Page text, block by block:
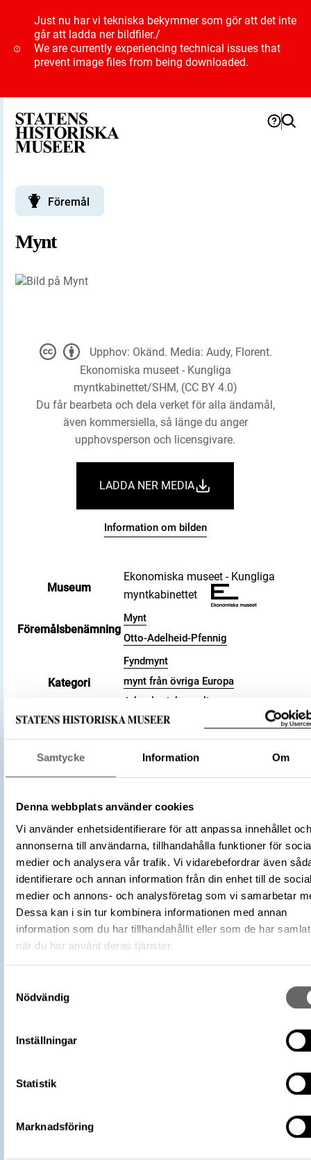
Samtycke Information Om
Denna webbplats använder cookies
Vi använder enhetsidentifierare för att anpassa innehållet och
annonserna till användarna, tillhandahålla funktioner för
medier och analysera vår trafik. Vi vidarebefordrar även
identifierare och annan information från din enhet till de
medier och annons- och analysföretag som vi samarbetar
Dessa kan i sin tur kombinera informationen med annan
information som du har tillhandahållit eller som de har
när du har använt deras tjänster.
Nödvändig
Inställningar
Statistik
Marknadsföring
Just nu har vi tekniska bekymmer som gör att det inte
går att ladda ner bildfiler./
We are currently experiencing technical issues that
prevent image files from being downloaded.
Föremål
Mynt
Museum
Ekonomiska museet - Kungliga
myntkabinettet
Föremålsbenämning
Mynt
Otto-Adelheid-Pfennig
Kategori
Fyndmynt
mynt från övriga Europa
Arkeologisk samling
Valör
pfennig
Material
Silver
Storlek
Vikt 1.38 g
Datering
991 – 1040 (cirka)
Tillverkningsplats
Goslar
Tillverkare Okänd(Myntherre)
Föremålsnummer
3001678
Litteratur
Zur Frage der Otto-Adelheid-Pfennige.
Versuch einer Systematisierung auf
des schwedischen Fundmaterials,
Förvärvsdatum
Plats: Sigsarve, Fornlämning:
Socken: Hejde socken, Kommun:
kommun, Landskap: Gotland, Land:
Kontextnamn
Utställningar
Vikingarnas värld (start 2021-06-24),
Upphov: Okänd. Media: Audy, Florent.
Ekonomiska museet - Kungliga
myntkabinettet/SHM, (CC BY 4.0)
Du får bearbeta och dela verket för alla ändamål,
även kommersiella, så länge du anger
upphovsperson och licensgivare.
LADDA NER MEDIA
Information om bilden